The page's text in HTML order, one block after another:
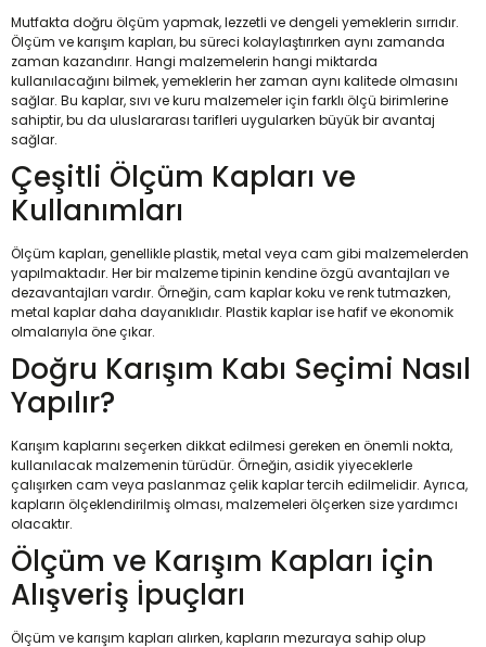
Mutfakta doğru ölçüm yapmak, lezzetli ve dengeli yemeklerin sırrıdır.
Ölçüm ve karışım kapları, bu süreci kolaylaştırırken aynı zamanda
zaman kazandırır. Hangi malzemelerin hangi miktarda
kullanılacağını bilmek, yemeklerin her zaman aynı kalitede olmasını
sağlar. Bu kaplar, sıvı ve kuru malzemeler için farklı ölçü birimlerine
sahiptir, bu da uluslararası tarifleri uygularken büyük bir avantaj
sağlar.
Çeşitli Ölçüm Kapları ve
Kullanımları
Ölçüm kapları, genellikle plastik, metal veya cam gibi malzemelerden
yapılmaktadır. Her bir malzeme tipinin kendine özgü avantajları ve
dezavantajları vardır. Örneğin, cam kaplar koku ve renk tutmazken,
metal kaplar daha dayanıklıdır. Plastik kaplar ise hafif ve ekonomik
olmalarıyla öne çıkar.
Doğru Karışım Kabı Seçimi Nasıl
Yapılır?
Karışım kaplarını seçerken dikkat edilmesi gereken en önemli nokta,
kullanılacak malzemenin türüdür. Örneğin, asidik yiyeceklerle
çalışırken cam veya paslanmaz çelik kaplar tercih edilmelidir. Ayrıca,
kapların ölçeklendirilmiş olması, malzemeleri ölçerken size yardımcı
olacaktır.
Ölçüm ve Karışım Kapları için
Alışveriş İpuçları
Ölçüm ve karışım kapları alırken, kapların mezuraya sahip olup